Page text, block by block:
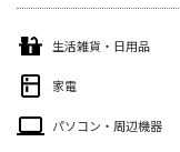
生活雑貨・日用品
家電
パソコン・周辺機器